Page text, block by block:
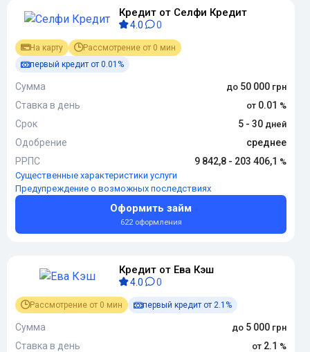
Кредит от Селфи Кредит
4.0 0
На карту
Рассмотрение от 0 мин
первый кредит от 0.01%
Сумма
50 000
Ставка в день
0.01
Срок
5 - 30
Одобрение
среднее
РРПС
9 842,8 - 203 406,1
Существенные характеристики услуги
Предупреждение о возможных последствиях
Оформить займ
622 оформления
Кредит от Ева Кэш
4.0 0
Рассмотрение от 0 мин первый кредит от 2.1%
Сумма
5 000
Ставка в день
2.1